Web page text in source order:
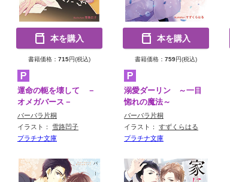
本を購入
書籍価格： 715円(税込)
運命の軛を壊して －
オメガバース－
バーバラ片桐
イラスト： 雪路凹子
プラチナ文庫
本を購入
書籍価格： 759円(税込)
溺愛ダーリン ～一目
惚れの魔法～
バーバラ片桐
イラスト： すずくらはる
プラチナ文庫